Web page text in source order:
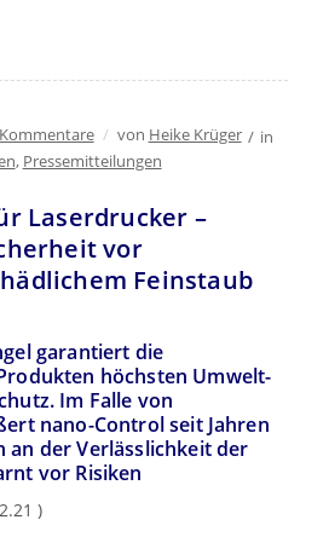
/ von Heike Krüger / in
, Pressemitteilungen
Laserdrucker –
vor
Feinstaub
garantiert die
höchsten Umwelt-
Im Falle von
nano-Control seit Jahren
an der Verlässlichkeit der
vor Risiken
)